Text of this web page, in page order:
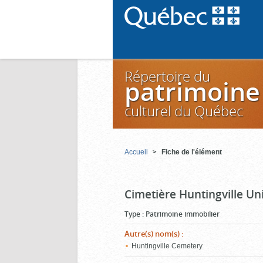
Répertoire du
patrimoine
culturel du Québec
Accueil Fiche de l'élément
Cimetière Huntingville
Type : Patrimoine immobilier
Autre(s) nom(s) :
Huntingville Cemetery